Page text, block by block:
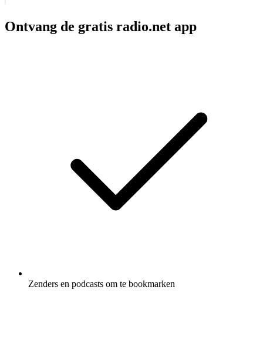
Ontvang de gratis radio.net app
Zenders en podcasts om te bookmarken